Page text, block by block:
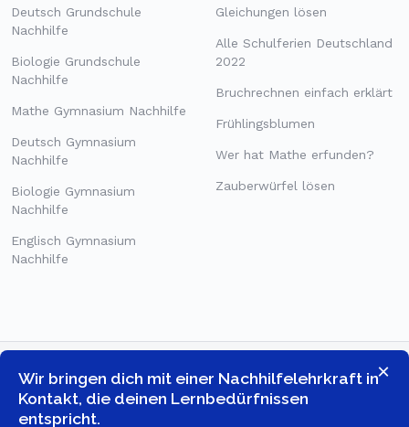
×
Wir bringen dich mit einer Nachhilfelehrkraft in
Kontakt, die deinen Lernbedürfnissen
entspricht.
Deutsch Grundschule
Nachhilfe
Biologie Grundschule
Nachhilfe
Mathe Gymnasium Nachhilfe
Deutsch Gymnasium
Nachhilfe
Biologie Gymnasium
Nachhilfe
Englisch Gymnasium
Nachhilfe
Gleichungen lösen
Alle Schulferien Deutschland
2022
Bruchrechnen einfach erklärt
Frühlingsblumen
Wer hat Mathe erfunden?
Zauberwürfel lösen